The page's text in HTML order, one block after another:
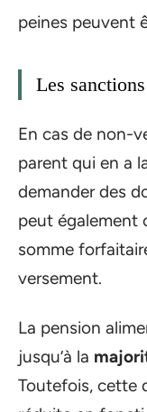
peines peuvent
Les
En cas de non-
parent qui en a
demander des
peut également
somme
versement.
La pension
jusqu’à la
Toutefois, cette